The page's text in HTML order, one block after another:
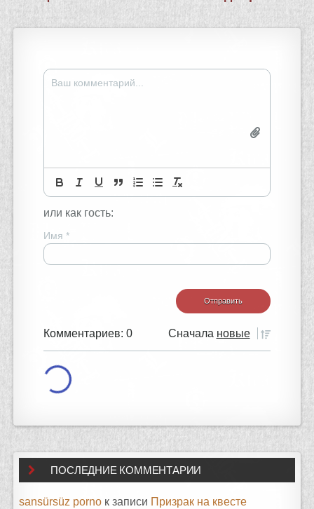
записям
или как гость:
Имя *
Комментариев: 0 Сначала новые
ПОСЛЕДНИЕ КОММЕНТАРИИ
sansürsüz porno к записи Призрак на квесте